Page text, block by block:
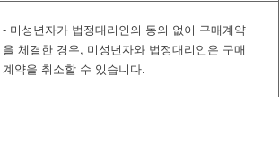
- 미성년자가 법정대리인의 동의 없이 구매계약
을 체결한 경우, 미성년자와 법정대리인은 구매
계약을 취소할 수 있습니다.